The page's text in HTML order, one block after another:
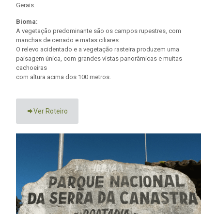
Gerais.
Bioma:
A vegetação predominante são os campos rupestres, com
manchas de cerrado e matas ciliares.
O relevo acidentado e a vegetação rasteira produzem uma
paisagem única, com grandes vistas panorâmicas e muitas
cachoeiras
com altura acima dos 100 metros.
Ver Roteiro